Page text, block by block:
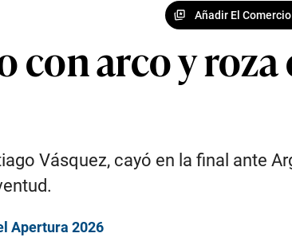
Añadir El
con arco y roza
Vásquez, cayó en la final ante
Apertura 2026